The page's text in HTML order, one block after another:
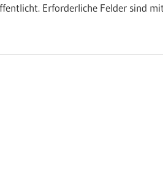
Erforderliche Felder sind mit